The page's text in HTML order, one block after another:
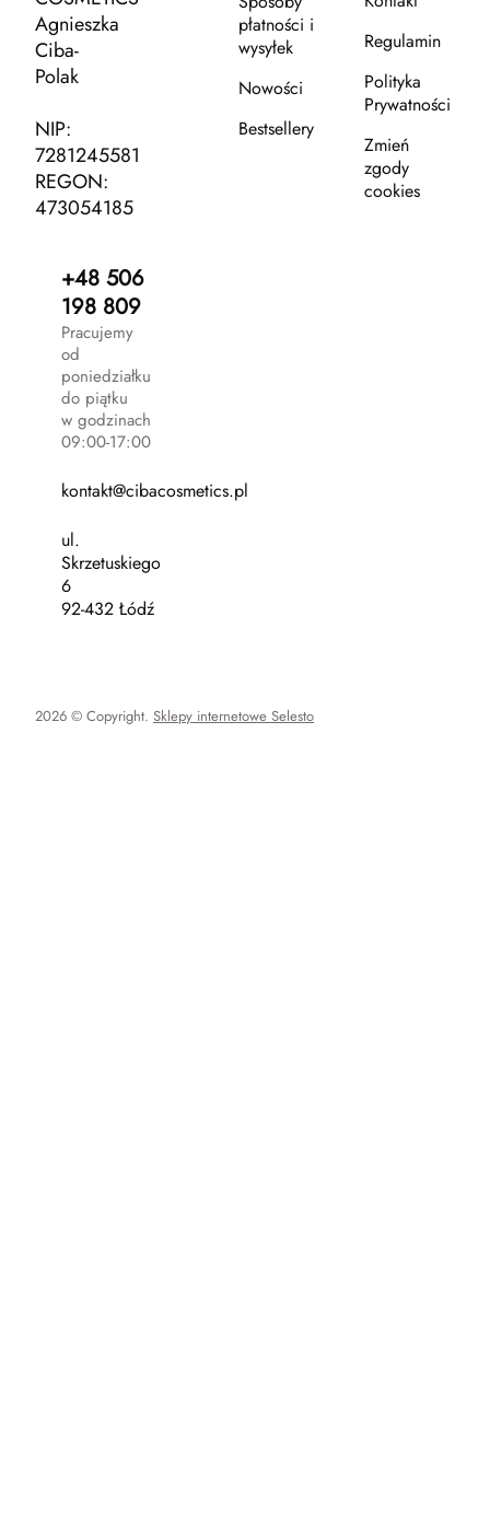
Agnieszka
Ciba-
Polak
NIP:
7281245581
REGON:
473054185
+48 506
198 809
Pracujemy
od
poniedziałku
do piątku
w godzinach
09:00-17:00
kontakt@cibacosmetics.pl
ul.
Skrzetuskiego
6
92-432 Łódź
płatności i
wysyłek
Nowości
Bestsellery
Regulamin
Polityka
Prywatności
Zmień
zgody
cookies
2026 © Copyright. Sklepy internetowe Selesto